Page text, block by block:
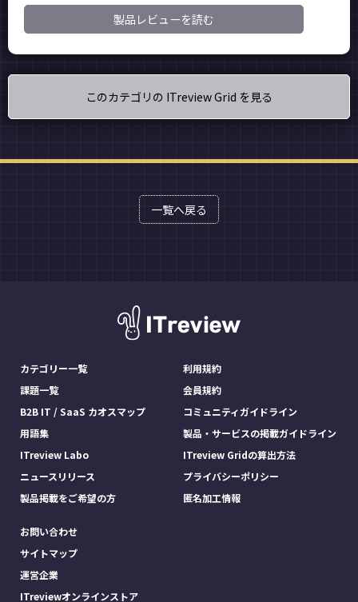
製品レビューを読む
このカテゴリの ITreview Grid を見る
一覧へ戻る
カテゴリー一覧
課題一覧
B2B IT / SaaS カオスマップ
用語集
ITreview Labo
ニュースリリース
製品掲載をご希望の方
利用規約
会員規約
コミュニティガイドライン
製品・サービスの掲載ガイドライン
ITreview Gridの算出方法
プライバシーポリシー
匿名加工情報
お問い合わせ
サイトマップ
運営企業
ITreviewオンラインストア